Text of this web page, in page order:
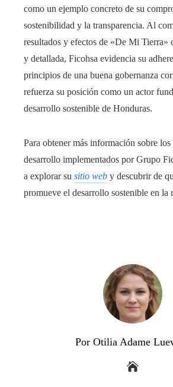
como un ejemplo concreto de su
sostenibilidad y la transparencia. Al
resultados y efectos de «De Mi Tierra»
y detallada, Ficohsa evidencia su
principios de una buena gobernanza
refuerza su posición como un actor
desarrollo sostenible de Honduras.
Para obtener más información sobre los
desarrollo implementados por Grupo
a explorar su sitio web y descubrir de
promueve el desarrollo sostenible en la
Por Otilia Adame